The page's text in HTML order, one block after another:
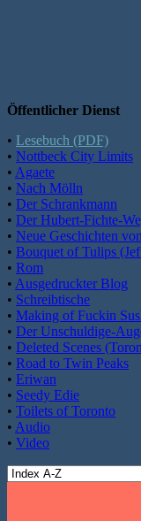
Öffentlicher Dienst
• Lesebuch (PDF)
• Nottbeck City Limits
• Agaete
• Nach Mölln
• Der Schrankmann
• Der Hubert-Fichte-
• Neue Geschichten
• Bouquet of Tulips
• Rom
• Ausgedruckter Blog
• Schreibtische
• Making of Fuckin
• Der Unschuldige-
• Deleted Scenes
• Road to Twin Peaks
• Eriwan
• Seedy Edie
• Toilets of Toronto
• Audio
• Video